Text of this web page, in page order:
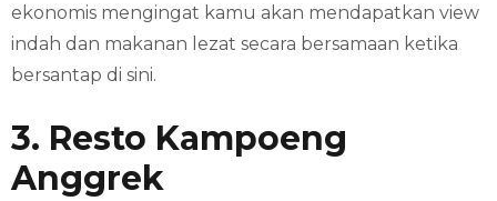
ekonomis mengingat kamu akan mendapatkan view
indah dan makanan lezat secara bersamaan ketika
bersantap di sini.
3. Resto Kampoeng
Anggrek